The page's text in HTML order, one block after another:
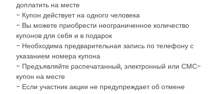
доплатить на месте
- Купон действует на одного человека
- Вы можете приобрести неограниченное количество
купонов для себя и в подарок
- Необходима предварительная запись по телефону с
указанием номера купона
- Предъявляйте распечатанный, электронный или СМС-
купон на месте
- Если участник акции не предупреждает об отмене